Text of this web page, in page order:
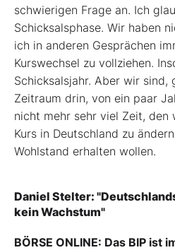
schwierigen Frage an. Ich
Schicksalsphase. Wir haben
ich in anderen Gesprächen
Kurswechsel zu vollziehen.
Schicksalsjahr. Aber wir sind,
Zeitraum drin, von ein paar
nicht mehr sehr viel Zeit,
Kurs in Deutschland zu
Wohlstand erhalten wollen.
Daniel Stelter:
kein Wachstum"
BÖRSE ONLINE: Das BIP ist